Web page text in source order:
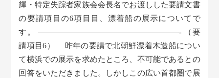
輝・特定失踪者家族会会長名でお渡しした要請文書
の要請項目の6項目目、漂着船の展示についてで
す。 ――――――――――――――――――- （要
請項目6） 昨年の要請で北朝鮮漂着木造船につい
て横浜での展示を求めたところ、不可能であるとの
回答をいただきました。しかしこの広い首都圏で展